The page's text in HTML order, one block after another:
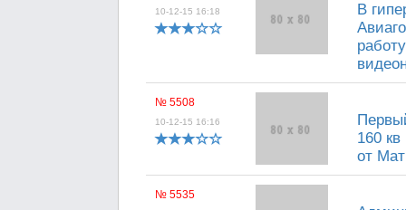
10-12-15 16:18
В
№ 5508
10-12-15 16:16
160
от
№ 5535